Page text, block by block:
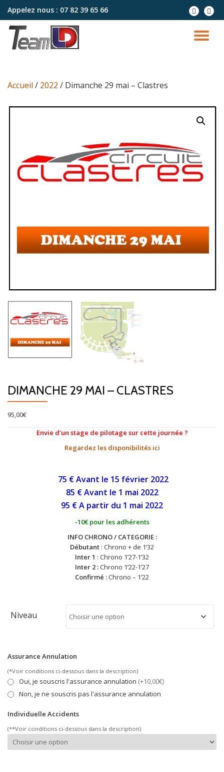
Aller
contenu
Appelez nous : 07 82 39 65 66
Accueil / 2022 / Dimanche 29 mai – Clastres
DIMANCHE 29 MAI – CLASTRES
95,00€
Envie d’un stage de pilotage sur cette journée ?
Regardez les disponibilités ici
75 € Avant le 15 février 2022
85 € Avant le 1 mai 2022
95 € A partir du 1 mai 2022
-10€ pour les adhérents
INFO CHRONO / CATEGORIE :
Débutant : Chrono + de 1’32
Inter 1 : Chrono 1’27-1’32
Inter 2 :Chrono 1’22-1’27
Confirmé :Chrono – 1’22
Niveau
Assurance Annulation
(*Voir conditions ci-dessous dans la description)
Oui, je souscris l'assurance annulation (+10,00€)
Non, je ne souscris pas l'assurance annulation
Individuelle Accidents
(**Voir conditions ci-dessous dans la description)